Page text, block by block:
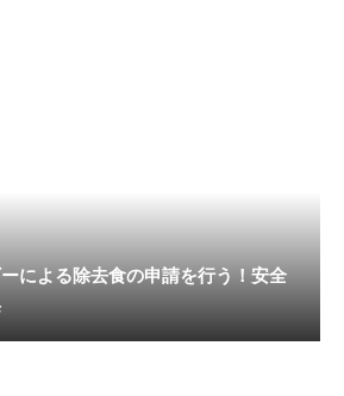
による除去食の申請を行う！安全